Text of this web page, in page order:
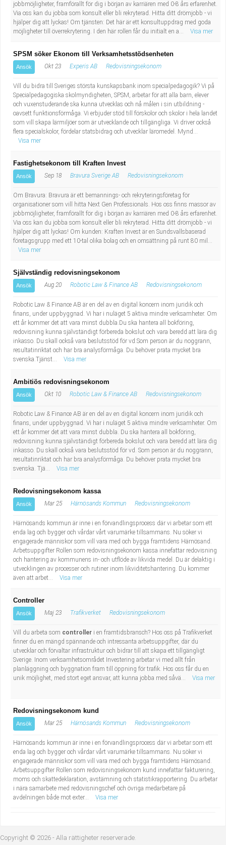
jobbmöjligheter, framförallt för dig i början av karriären med 0-8 års erfarenhet.
Via oss kan du jobba som konsult eller bli rekryterad. Hitta ditt drömjobb - vi
hjälper dig att lyckas! Om tjänsten: Det här är ett konsultuppdrag med goda
möjligheter till överrekrytering. I den här rollen får du initialt en a...
Visa mer
SPSM söker Ekonom till Verksamhetsstödsenheten
Ansök Okt 23 Experis AB Redovisningsekonom
Vill du bidra till Sveriges största kunskapsbank inom specialpedagogik? Vi på
Specialpedagogiska skolmyndigheten, SPSM, arbetar för att alla barn, elever
och vuxenstuderande ska kunna utvecklas och nå målen i sin utbildning -
oavsett funktionsförmåga. Vi erbjuder stöd till förskolor och skolor i hela landet
som vill skapa lärmiljöer som är utvecklande och tillgängliga. Vi driver också
flera specialskolor, fördelar statsbidrag och utvecklar läromedel. Mynd...
Visa mer
Fastighetsekonom till Kraften Invest
Ansök Sep 18 Bravura Sverige AB Redovisningsekonom
Om Bravura: Bravura är ett bemannings- och rekryteringsföretag för
organisationer som vill hitta Next Gen Professionals. Hos oss finns massor av
jobbmöjligheter, framförallt för dig i början av karriären med 0-8 års erfarenhet.
Via oss kan du jobba som konsult eller bli rekryterad. Hitta ditt drömjobb - vi
hjälper dig att lyckas! Om kunden: Kraften Invest är en Sundsvallsbaserad
företagsgrupp med ett 10-tal olika bolag och en omsättning på runt 80 mil...
Visa mer
Självständig redovisningsekonom
Ansök Aug 20 Robotic Law & Finance AB Redovisningsekonom
Robotic Law & Finance AB är en del av en digital koncern inom juridik och
finans, under uppbyggnad. Vi har i nuläget 5 aktiva mindre verksamheter. Om
ett år kommer det att vara minst dubbla.Du ska hantera all bokföring,
redovisning kunna självständigt förbereda bokslut och vara beredd att lära dig
inkasso. Du skall också vara beslutsstöd för vd.Som person är du noggrann,
resultatinriktat och har bra analysförmåga. Du behöver prata mycket bra
svenska.Tjänst...
Visa mer
Ambitiös redovisningsekonom
Ansök Okt 10 Robotic Law & Finance AB Redovisningsekonom
Robotic Law & Finance AB är en del av en digital koncern inom juridik och
finans, under uppbyggnad. Vi har i nuläget 5 aktiva mindre verksamheter. Om
ett år kommer det att vara minst dubbla. Du ska hantera all bokföring,
redovisning kunna självständigt förbereda bokslut och vara beredd att lära dig
inkasso. Du skall också vara beslutsstöd för vd. Som person är du noggrann,
resultatinriktat och har bra analysförmåga. Du behöver prata mycket bra
svenska. Tjä...
Visa mer
Redovisningsekonom kassa
Ansök Mar 25 Härnösands Kommun Redovisningsekonom
Härnösands kommun är inne i en förvandlingsprocess där vi arbetar som ett
enda lag och bygger och vårdar vårt varumärke tillsammans. Nu söker vi
engagerade människor som vill vara med och bygga framtidens Härnösand.
Arbetsuppgifter Rollen som redovisningsekonom kassa innefattar redovisning
och hantering av kommunens in- och utflöde av likvida medel. Du är delaktig i
utvecklingen av processer och rutiner inom likviditetshantering. Du kommer
även att arbet...
Visa mer
Controller
Ansök Maj 23 Trafikverket Redovisningsekonom
Vill du arbeta som controller i en framtidsbransch? Hos oss på Trafikverket
finner du en mängd spännande och intressanta arbetsuppgifter, där du
utvecklar och förvaltar infrastruktur och bidrar till att skapa ett tillgängligt
Sverige. Inom verksamhetsområdet Investering arbetar vi med allt från
planläggning och byggnation fram till öppning för trafik. Hos oss får du en
unik möjlighet, med stort eget ansvar, att kunna jobba med såvä...
Visa mer
Redovisningsekonom kund
Ansök Mar 25 Härnösands Kommun Redovisningsekonom
Härnösands kommun är inne i en förvandlingsprocess där vi arbetar som ett
enda lag och bygger och vårdar vårt varumärke tillsammans. Nu söker vi
engagerade människor som vill vara med och bygga framtidens Härnösand.
Arbetsuppgifter Rollen som redovisningsekonom kund innefattar fakturering,
moms och skattedeklaration, avstämning och statistikrapportering. Du arbetar
i nära samarbete med redovisningschef och övriga medarbetare på
avdelningen både mot exter...
Visa mer
Copyright © 2026 - Alla rättigheter reserverade.